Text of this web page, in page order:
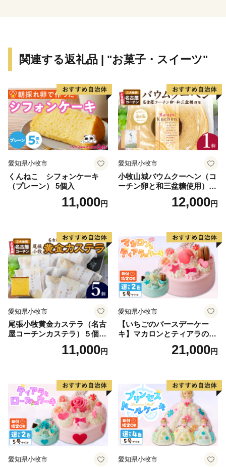
Mail：support-city.abashiri@scale-up.co.jp
〈その他に関して〉
網走市役所 商工労働課 TEL：0152-61-6000
関連する返礼品 | "お菓子・スイーツ"
愛知県小牧市
くんねこ シフォンケーキ
（プレーン） 5個入
11,000円
愛知県小牧市
小牧山城バウムクーヘン（コ
ーチン卵と和三盆糖使用）
名古屋コーチン バームクー
ヘン 和三盆 小牧銘菓 バウム
12,000円
愛知県小牧市
尾張小牧黄金カステラ（名古
屋コーチンカステラ）５個入
名古屋コーチン カステラ ザ
ラメ 常温 愛知県 小牧市 アン
11,000円
愛知県小牧市
【いちごのバースデーケー
キ】マカロンとティアラのケ
ーキ スイーツ 日時指定可 デ
ザート 洋菓子 お取り寄せ 愛
デコレーションケーキ ホー
ルケーキ
21,000円
愛知県小牧市 愛知県小牧市